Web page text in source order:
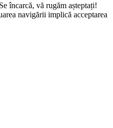
navigării implică acceptarea